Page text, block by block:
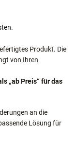
Produkt. Die
von Ihren
„ab Preis“ für das
an die
Lösung für